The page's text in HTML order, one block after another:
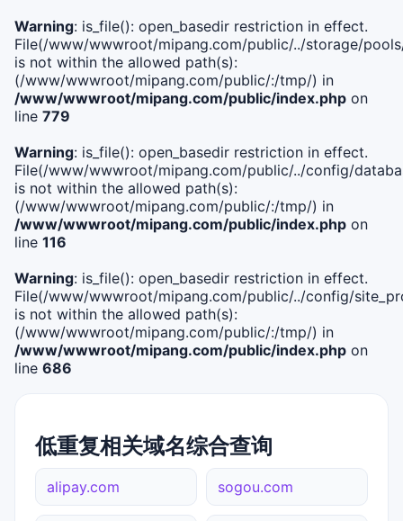
Warning: is_file(): open_basedir restriction in effect.
File(/www/wwwroot/mipang.com/public/../storage/
is not within the allowed path(s):
(/www/wwwroot/mipang.com/public/:/tmp/) in
/www/wwwroot/mipang.com/public/index.php on
line 779
Warning: is_file(): open_basedir restriction in effect.
File(/www/wwwroot/mipang.com/public/../config/
is not within the allowed path(s):
(/www/wwwroot/mipang.com/public/:/tmp/) in
/www/wwwroot/mipang.com/public/index.php on
line 116
Warning: is_file(): open_basedir restriction in effect.
File(/www/wwwroot/mipang.com/public/../config/
is not within the allowed path(s):
(/www/wwwroot/mipang.com/public/:/tmp/) in
/www/wwwroot/mipang.com/public/index.php on
line 686
低重复相关域名综合查询
alipay.com sogou.com